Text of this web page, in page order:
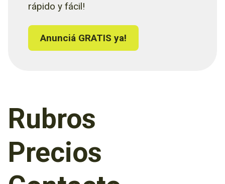
rápido y fácil!
Anunciá GRATIS ya!
Rubros
Precios